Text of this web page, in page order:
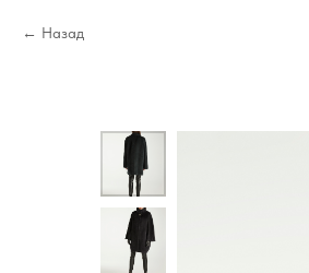
Назад